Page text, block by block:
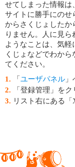
せてしまった情報は
サイトに勝手にのせ
からさくじょしたか
りません。人に見
ようなことは、気軽
くじょなどでわから
てください。
「 ユーザパネル
「登録管理」をク
リスト右にある「